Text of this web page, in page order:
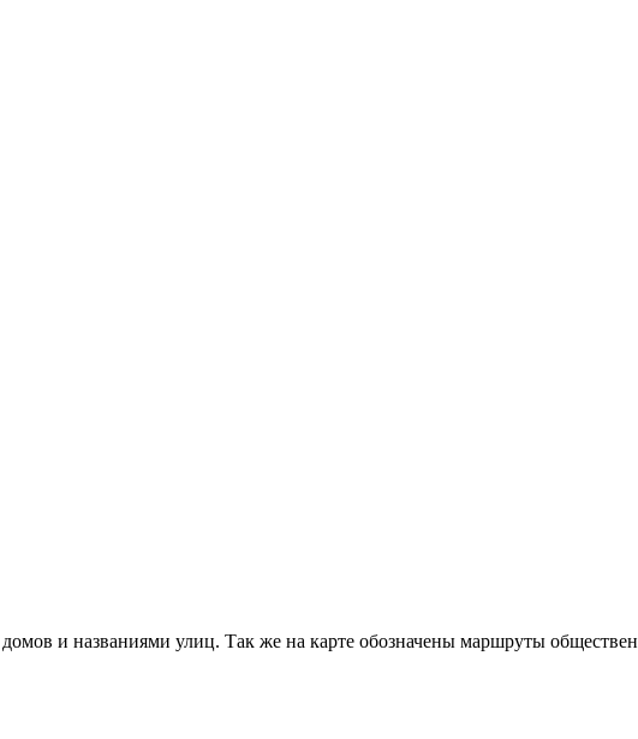
и названиями улиц. Так же на карте обозначены маршруты